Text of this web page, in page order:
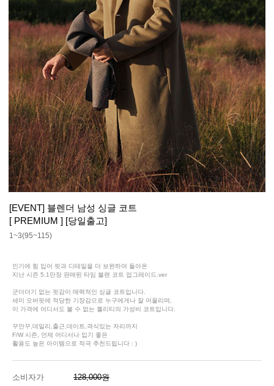
[EVENT] 블렌더 남성 싱글 코트
[ PREMIUM ] [당일출고]
1~3(95~115)
인기에 힘 입어 핏과 디테일을 더 보완하여 돌아온
지난 시즌 5.1만장 판매된 타임 블렌 코트 업그레이드.ver
군더더기 없는 핏감이 매력적인 싱글 코트입니다.
세미 오버핏에 적당한 기장감으로 누구에게나 잘 어울리며,
이 가격에 어디서도 볼 수 없는 퀄리티의 가성비 코트입니다.
꾸안꾸,데일리,출근,데이트,격식있는 자리까지
F/W 시즌, 언제 어디서나 입기 좋은
활용도 높은 아이템으로 적극 추천드립니다 : )
소비자가 128,000원